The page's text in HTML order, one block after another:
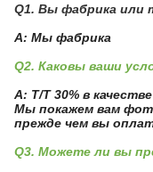
Q1. Вы фабрика или
A: Мы фабрика
Q2. Каковы ваши
A: T/T 30% в
Мы покажем вам
прежде чем вы
Q3. Можете ли вы